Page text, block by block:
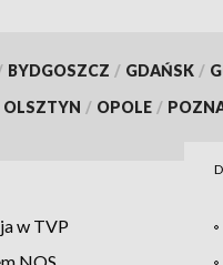
BYDGOSZCZ / GDAŃSK /
OLSZTYN / OPOLE /
w TVP